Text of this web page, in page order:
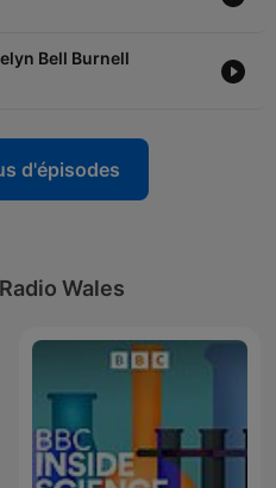
Bell Burnell
d'épisodes
Wales